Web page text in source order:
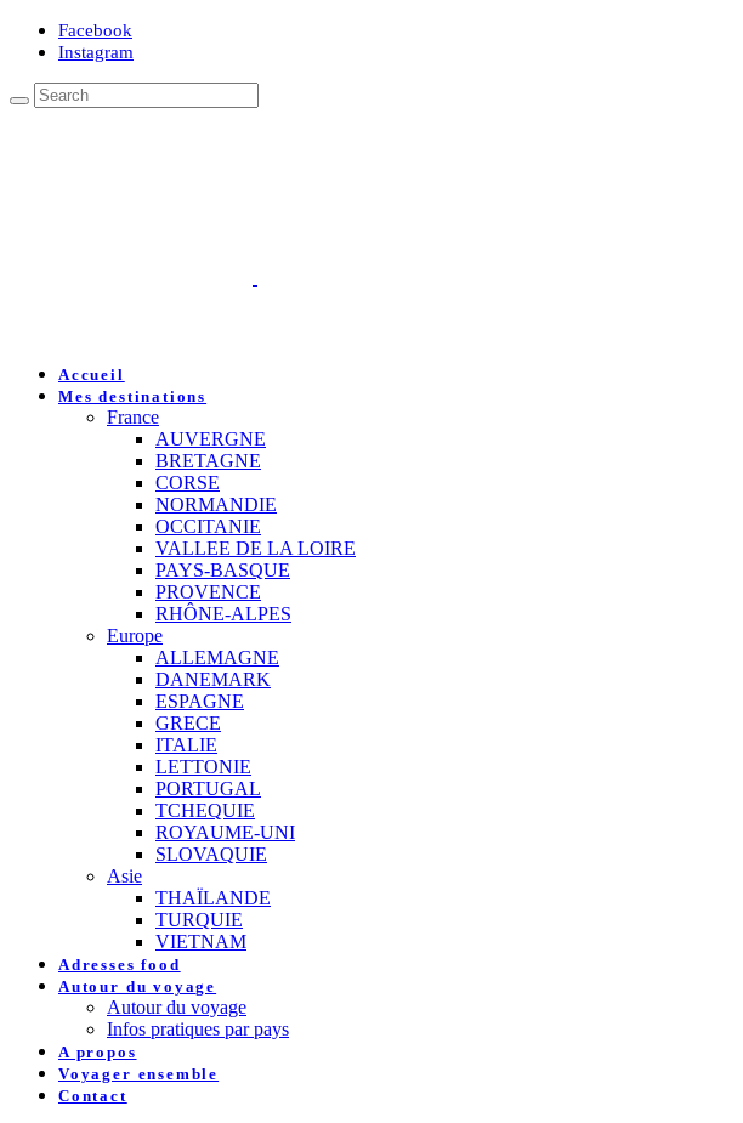
Facebook
Instagram
Accueil
Mes destinations
France
AUVERGNE
BRETAGNE
CORSE
NORMANDIE
OCCITANIE
VALLEE DE LA LOIRE
PAYS-BASQUE
PROVENCE
RHÔNE-ALPES
Europe
ALLEMAGNE
DANEMARK
ESPAGNE
GRECE
ITALIE
LETTONIE
PORTUGAL
TCHEQUIE
ROYAUME-UNI
SLOVAQUIE
Asie
THAÏLANDE
TURQUIE
VIETNAM
Adresses food
Autour du voyage
Autour du voyage
Infos pratiques par pays
A propos
Voyager ensemble
Contact